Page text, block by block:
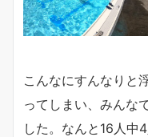
こんなにすんなりと
ってしまい、みんな
した。なんと16人中